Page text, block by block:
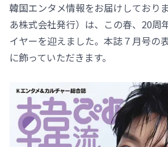
韓国エンタメ情報をお届けしており
あ株式会社発行）は、この春、20周
イヤーを迎えました。本誌７月号の
に飾っていただきます。